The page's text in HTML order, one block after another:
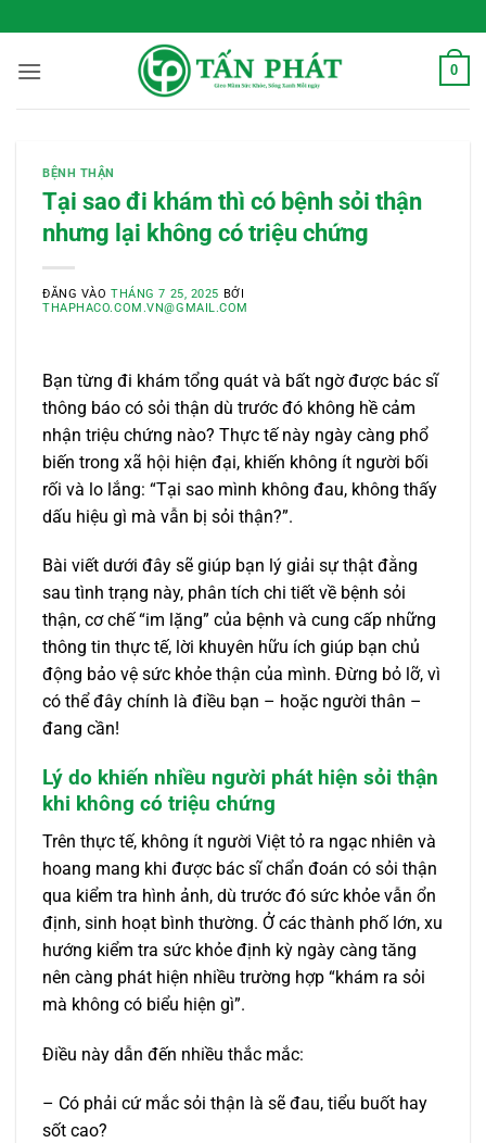
qua
nội
0
BỆNH THẬN
Tại sao đi khám thì có bệnh sỏi thận
nhưng lại không có triệu chứng
ĐĂNG VÀOTHÁNG 7 25, 2025 BỞI
THAPHACO.COM.VN@GMAIL.COM
Bạn từng đi khám tổng quát và bất ngờ được bác sĩ
thông báo có sỏi thận dù trước đó không hề cảm
nhận triệu chứng nào? Thực tế này ngày càng phổ
biến trong xã hội hiện đại, khiến không ít người bối
rối và lo lắng: “Tại sao mình không đau, không thấy
dấu hiệu gì mà vẫn bị sỏi thận?”.
Bài viết dưới đây sẽ giúp bạn lý giải sự thật đằng
sau tình trạng này, phân tích chi tiết về bệnh sỏi
thận, cơ chế “im lặng” của bệnh và cung cấp những
thông tin thực tế, lời khuyên hữu ích giúp bạn chủ
động bảo vệ sức khỏe thận của mình. Đừng bỏ lỡ, vì
có thể đây chính là điều bạn – hoặc người thân –
đang cần!
Lý do khiến nhiều người phát hiện sỏi thận
khi không có triệu chứng
Trên thực tế, không ít người Việt tỏ ra ngạc nhiên và
hoang mang khi được bác sĩ chẩn đoán có sỏi thận
qua kiểm tra hình ảnh, dù trước đó sức khỏe vẫn ổn
định, sinh hoạt bình thường. Ở các thành phố lớn, xu
hướng kiểm tra sức khỏe định kỳ ngày càng tăng
nên càng phát hiện nhiều trường hợp “khám ra sỏi
mà không có biểu hiện gì”.
Điều này dẫn đến nhiều thắc mắc:
– Có phải cứ mắc sỏi thận là sẽ đau, tiểu buốt hay
sốt cao?